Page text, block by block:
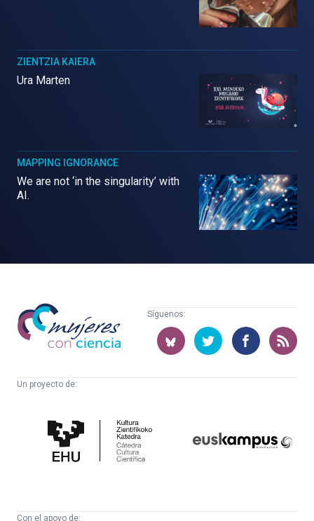
ZIENTZIA KAIERA
Ura Marten
MAPPING IGNORANCE
We are not ‘in the singularity’ with
AI.
Mujeres
con
ciencia
Síguenos:
Un proyecto de:
Cultura
Científica
Con el apoyo de: